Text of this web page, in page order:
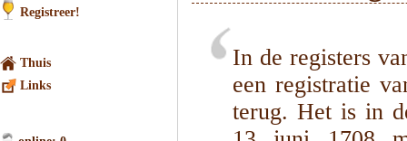
Registreer!
Thuis
Links
In de registers
een registratie
terug. Het is in